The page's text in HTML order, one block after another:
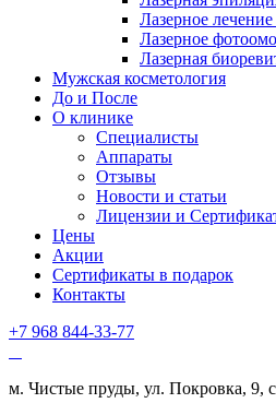
Лазерное лечение
Лазерное
Лазерная
Мужская косметология
До и После
О клинике
Специалисты
Аппараты
Отзывы
Новости и статьи
Лицензии и
Цены
Акции
Сертификаты в подарок
Контакты
+7 968 844-33-77
м. Чистые пруды, ул. Покровка, 9,